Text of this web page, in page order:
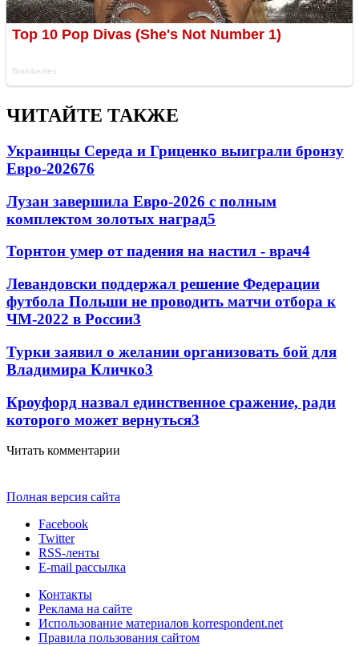
ЧИТАЙТЕ ТАКЖЕ
Украинцы Середа и Гриценко выиграли бронзу
Евро-202676
Лузан завершила Евро-2026 с полным
комплектом золотых наград5
Торнтон умер от падения на настил - врач4
Левандовски поддержал решение Федерации
футбола Польши не проводить матчи отбора к
ЧМ-2022 в России3
Турки заявил о желании организовать бой для
Владимира Кличко3
Кроуфорд назвал единственное сражение, ради
которого может вернуться3
Читать комментарии
Полная версия сайта
Facebook
Twitter
RSS-ленты
E-mail рассылка
Контакты
Реклама на сайте
Использование материалов korrespondent.net
Правила пользования сайтом